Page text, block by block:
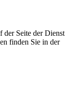
der Seite der Dienst
finden Sie in der